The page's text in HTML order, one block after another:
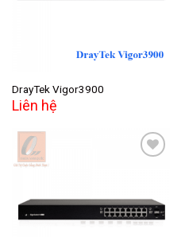
DrayTek Vigor3900
Liên hệ
Add to
wishlist